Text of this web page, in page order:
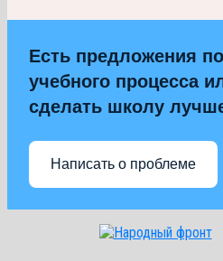
Есть предложения
учебного процесса
сделать школу
Написать о проблеме